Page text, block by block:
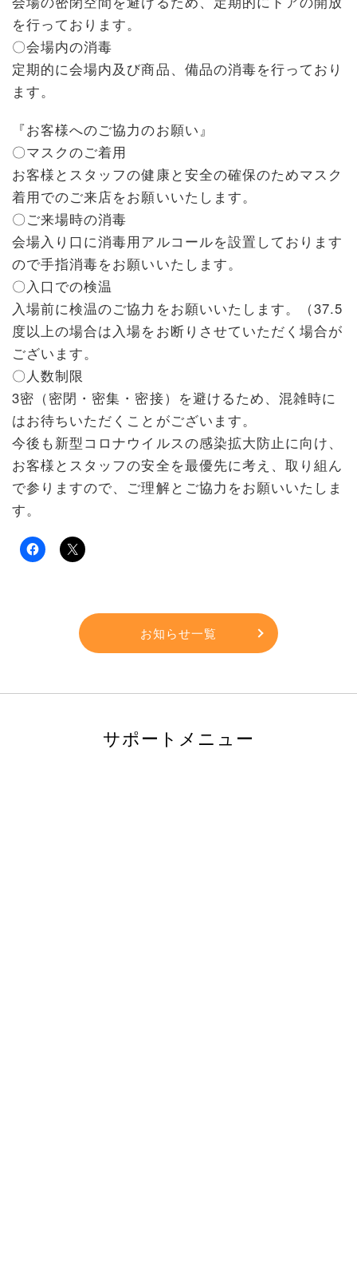
を行っております。
〇会場内の消毒
定期的に会場内及び商品、備品の消毒を行っており
ます。
『お客様へのご協力のお願い』
〇マスクのご着用
お客様とスタッフの健康と安全の確保のためマスク
着用でのご来店をお願いいたします。
〇ご来場時の消毒
会場入り口に消毒用アルコールを設置しております
ので手指消毒をお願いいたします。
〇入口での検温
入場前に検温のご協力をお願いいたします。（37.5
度以上の場合は入場をお断りさせていただく場合が
ございます。
〇人数制限
3密（密閉・密集・密接）を避けるため、混雑時に
はお待ちいただくことがございます。
今後も新型コロナウイルスの感染拡大防止に向け、
お客様とスタッフの安全を最優先に考え、取り組ん
で参りますので、ご理解とご協力をお願いいたしま
す。
お知らせ一覧
サポートメニュー